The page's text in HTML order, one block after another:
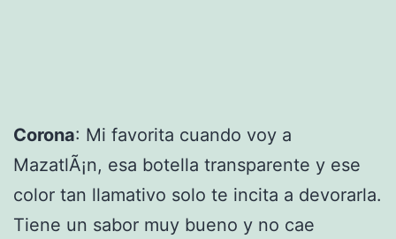
Corona: Mi favorita cuando voy a
MazatlÃ¡n, esa botella transparente y ese
color tan llamativo solo te incita a devorarla.
Tiene un sabor muy bueno y no cae